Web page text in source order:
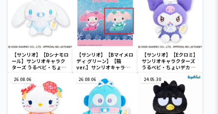
【サンリオ】【Dシナモロ
ール】サンリオキャラク
ターズ うるベビ・ちょい
【サンリオ】【Bマイメロ
ディ グリーン】【箱
ver.】サンリオキャラク
SOFVIMATES～マイメロ
ディ マーメイドver. ～
【サンリオ】【Eクロミ】
サンリオキャラクターズ
うるベビ・ちょいデカド
26.08.06 26.08.06 24.05.30